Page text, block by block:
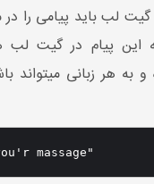
لب باید پیامی را در
این پیام در گیت لب
و به هر زبانی میتواند
massage"